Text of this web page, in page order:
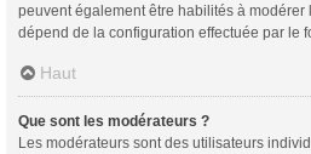
peuvent également être habilités à modérer
dépend de la configuration effectuée par le
Haut
Que sont les modérateurs ?
Les modérateurs sont des utilisateurs